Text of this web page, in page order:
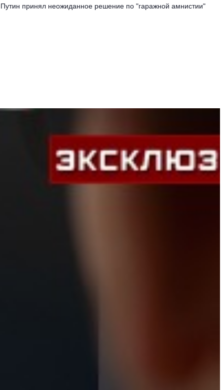
Путин принял неожиданное решение по "гаражной амнистии"